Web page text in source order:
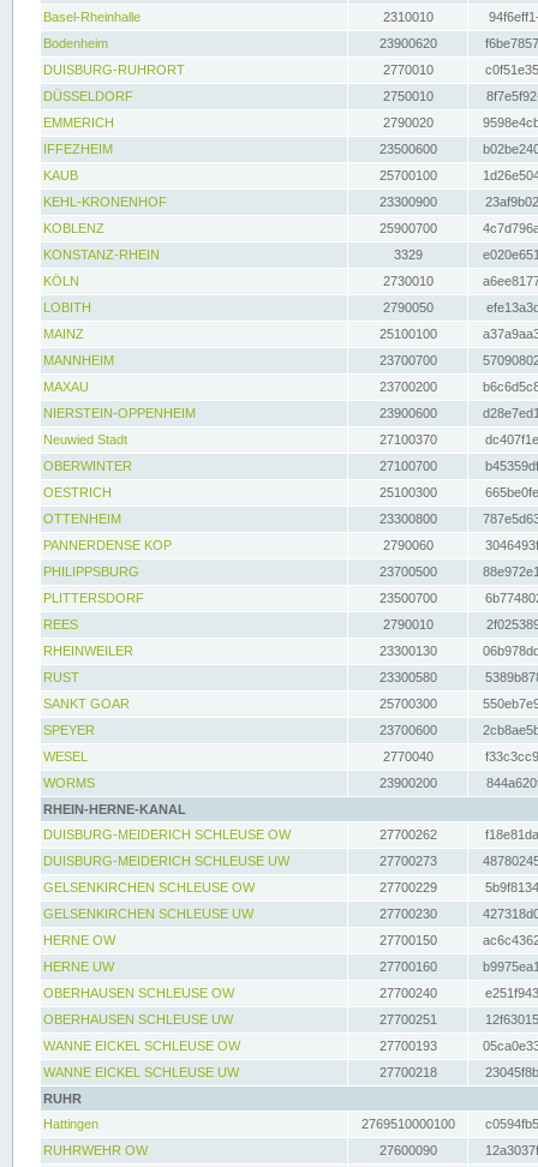
Basel-Rheinhalle
2310010
Bodenheim
23900620
DUISBURG-RUHRORT
2770010
DÜSSELDORF
2750010
EMMERICH
2790020
IFFEZHEIM
23500600
KAUB
25700100
KEHL-KRONENHOF
23300900
KOBLENZ
25900700
KONSTANZ-RHEIN
3329
KÖLN
2730010
LOBITH
2790050
MAINZ
25100100
MANNHEIM
23700700
MAXAU
23700200
NIERSTEIN-OPPENHEIM
23900600
Neuwied Stadt
27100370
OBERWINTER
27100700
OESTRICH
25100300
OTTENHEIM
23300800
PANNERDENSE KOP
2790060
PHILIPPSBURG
23700500
PLITTERSDORF
23500700
REES
2790010
RHEINWEILER
23300130
RUST
23300580
SANKT GOAR
25700300
SPEYER
23700600
WESEL
2770040
WORMS
23900200
RHEIN-HERNE-KANAL
DUISBURG-MEIDERICH SCHLEUSE OW
27700262
DUISBURG-MEIDERICH SCHLEUSE UW
27700273
GELSENKIRCHEN SCHLEUSE OW
27700229
GELSENKIRCHEN SCHLEUSE UW
27700230
HERNE OW
27700150
HERNE UW
27700160
OBERHAUSEN SCHLEUSE OW
27700240
OBERHAUSEN SCHLEUSE UW
27700251
WANNE EICKEL SCHLEUSE OW
27700193
WANNE EICKEL SCHLEUSE UW
27700218
RUHR
Hattingen
2769510000100
RUHRWEHR OW
27600090